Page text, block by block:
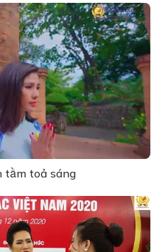
tầm toả sáng